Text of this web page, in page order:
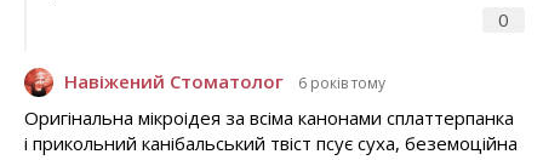
0
Навіжений Стоматолог 6 років тому
Оригінальна мікроідея за всіма канонами сплаттерпанка
і прикольний канібальський твіст псує суха, беземоційна